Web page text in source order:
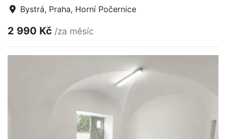
Bystrá, Praha, Horní Počernice
2 990 Kč /za měsíc